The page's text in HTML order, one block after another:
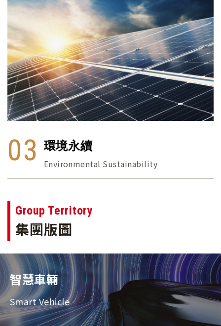
03 環境永續
Environmental Sustainability
Group Territory
集團版圖
智慧車輛
Smart Vehicle